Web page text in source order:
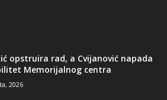
opstruira rad, a Cvijanović napada
Memorijalnog centra
2026